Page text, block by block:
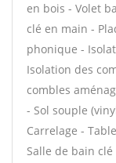
en bois - Volet
clé en main -
phonique -
Isolation des
combles
- Sol souple
Carrelage -
Salle de bain